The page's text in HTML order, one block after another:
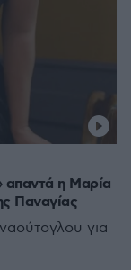
απαντά η Μαρία
Παναγίας
για